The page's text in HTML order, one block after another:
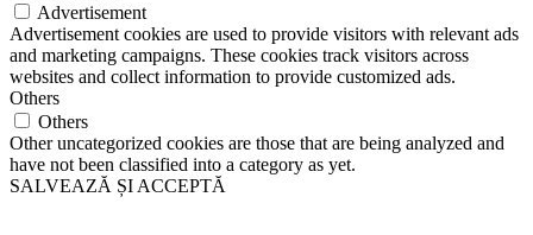
Advertisement
Advertisement cookies are used to provide visitors with relevant ads
and marketing campaigns. These cookies track visitors across
websites and collect information to provide customized ads.
Others
Others
Other uncategorized cookies are those that are being analyzed and
have not been classified into a category as yet.
SALVEAZĂ ȘI ACCEPTĂ